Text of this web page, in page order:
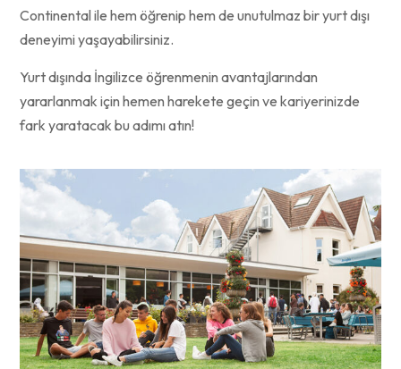
Continental ile hem öğrenip hem de unutulmaz bir yurt dışı
deneyimi yaşayabilirsiniz.
Yurt dışında İngilizce öğrenmenin avantajlarından
yararlanmak için hemen harekete geçin ve kariyerinizde
fark yaratacak bu adımı atın!